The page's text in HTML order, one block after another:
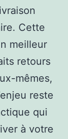
Cette
meilleur
retours
mêmes,
reste
qui
à votre